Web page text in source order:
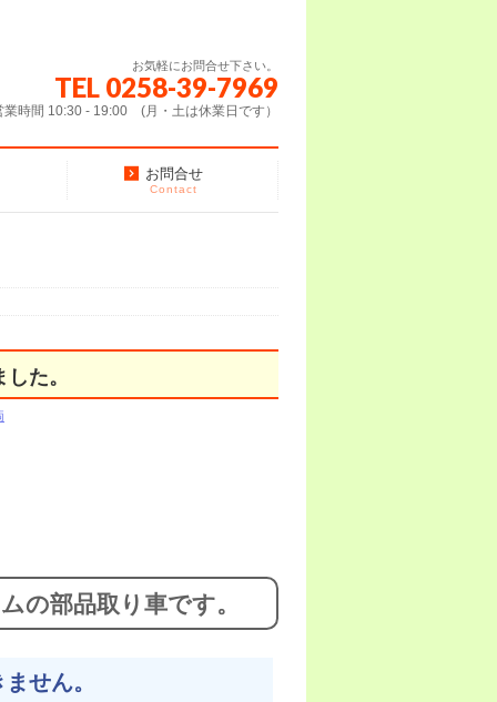
お気軽にお問合せ下さい。
TEL 0258-39-7969
業時間 10:30 - 19:00 (月・土は休業日です）
お問合せ
Contact
た。
の部品取り車です。
せん。